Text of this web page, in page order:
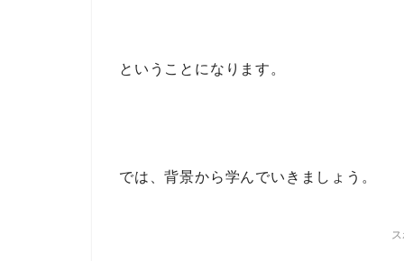
ということになります。
では、背景から学んでいきましょう。